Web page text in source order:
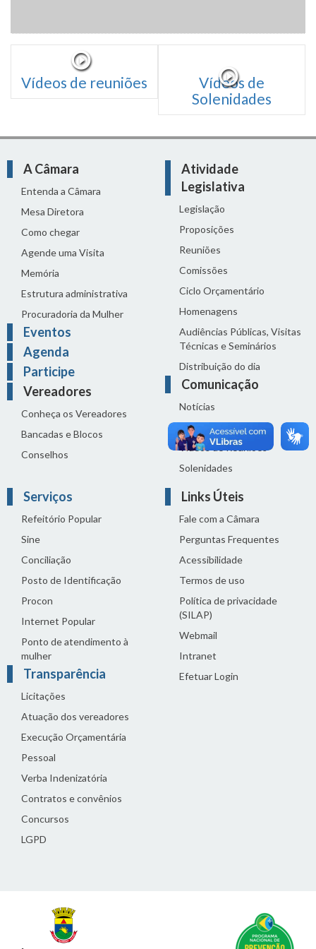
Vídeos de reuniões
Vídeos de
Solenidades
A Câmara
Entenda a Câmara
Mesa Diretora
Como chegar
Agende uma Visita
Memória
Estrutura administrativa
Procuradoria da Mulher
Eventos
Agenda
Participe
Vereadores
Conheça os Vereadores
Bancadas e Blocos
Conselhos
Atividade
Legislativa
Legislação
Proposições
Reuniões
Comissões
Ciclo Orçamentário
Homenagens
Audiências Públicas, Visitas
Técnicas e Seminários
Distribuição do dia
Comunicação
Notícias
Sala de Imprensa
Vídeos de Reuniões
Solenidades
Serviços
Refeitório Popular
Sine
Conciliação
Posto de Identificação
Procon
Internet Popular
Ponto de atendimento à
mulher
Transparência
Licitações
Atuação dos vereadores
Execução Orçamentária
Pessoal
Verba Indenizatória
Contratos e convênios
Concursos
LGPD
Links Úteis
Fale com a Câmara
Perguntas Frequentes
Acessibilidade
Termos de uso
Política de privacidade
(SILAP)
Webmail
Intranet
Efetuar Login